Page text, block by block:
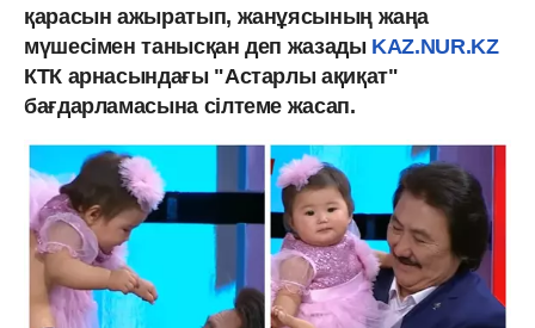
қарасын ажыратып, жанұясының жаңа
мүшесімен танысқан деп жазады KAZ.NUR.KZ
КТК арнасындағы "Астарлы ақиқат"
бағдарламасына сілтеме жасап.